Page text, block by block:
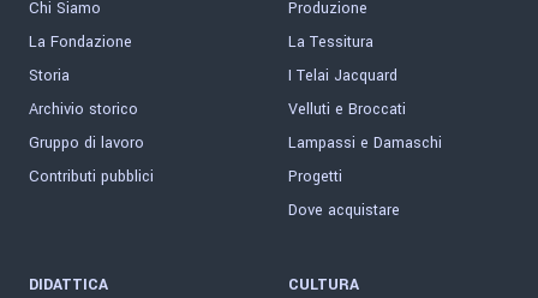
Chi Siamo
La Fondazione
Storia
Archivio storico
Gruppo di lavoro
Contributi pubblici
Produzione
La Tessitura
I Telai Jacquard
Velluti e Broccati
Lampassi e Damaschi
Progetti
Dove acquistare
DIDATTICA CULTURA